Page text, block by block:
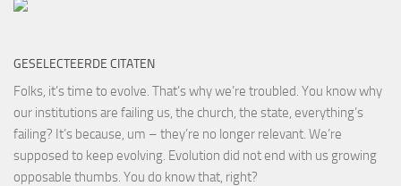
GESELECTEERDE CITATEN
Folks, it’s time to evolve. That’s why we’re troubled. You know why
our institutions are failing us, the church, the state, everything’s
failing? It’s because, um – they’re no longer relevant. We’re
supposed to keep evolving. Evolution did not end with us growing
opposable thumbs. You do know that, right?